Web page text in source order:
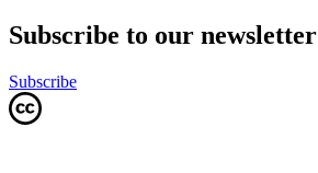
Subscribe to our newsletter
Subscribe